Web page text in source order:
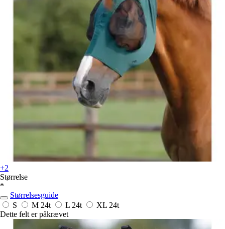
+2
Størrelse
*
Størrelsesguide
S
M 24t L 24t XL 24t
Dette felt er påkrævet